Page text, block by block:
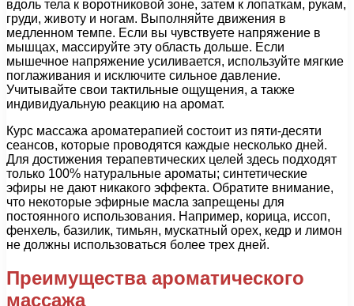
вдоль тела к воротниковой зоне, затем к лопаткам, рукам,
груди, животу и ногам. Выполняйте движения в
медленном темпе. Если вы чувствуете напряжение в
мышцах, массируйте эту область дольше. Если
мышечное напряжение усиливается, используйте мягкие
поглаживания и исключите сильное давление.
Учитывайте свои тактильные ощущения, а также
индивидуальную реакцию на аромат.
Курс массажа ароматерапией состоит из пяти-десяти
сеансов, которые проводятся каждые несколько дней.
Для достижения терапевтических целей здесь подходят
только 100% натуральные ароматы; синтетические
эфиры не дают никакого эффекта. Обратите внимание,
что некоторые эфирные масла запрещены для
постоянного использования. Например, корица, иссоп,
фенхель, базилик, тимьян, мускатный орех, кедр и лимон
не должны использоваться более трех дней.
Преимущества ароматического
массажа